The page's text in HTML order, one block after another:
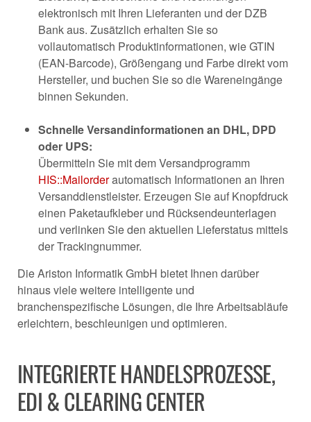
elektronisch mit Ihren Lieferanten und der DZB
Bank aus. Zusätzlich erhalten Sie so
vollautomatisch Produktinformationen, wie GTIN
(EAN-Barcode), Größengang und Farbe direkt vom
Hersteller, und buchen Sie so die Wareneingänge
binnen Sekunden.
Schnelle Versandinformationen an DHL, DPD
oder UPS:
Übermitteln Sie mit dem Versandprogramm
HIS::Mailorderautomatisch Informationen an Ihren
Versanddienstleister. Erzeugen Sie auf Knopfdruck
einen Paketaufkleber und Rücksendeunterlagen
und verlinken Sie den aktuellen Lieferstatus mittels
der Trackingnummer.
Die Ariston Informatik GmbH bietet Ihnen darüber
hinaus viele weitere intelligente und
branchenspezifische Lösungen, die Ihre Arbeitsabläufe
erleichtern, beschleunigen und optimieren.
INTEGRIERTE HANDELSPROZESSE,
EDI & CLEARING CENTER